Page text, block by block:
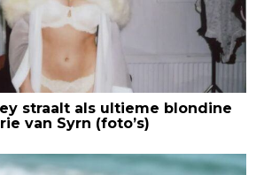
straalt als ultieme blondine
van Syrn (foto’s)